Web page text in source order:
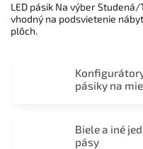
LED pásik Na výber
vhodný na podsvietenie
plôch.
pásiky na
Biele a iné
pásy